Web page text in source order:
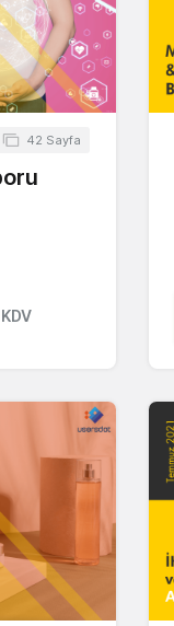
42 Sayfa